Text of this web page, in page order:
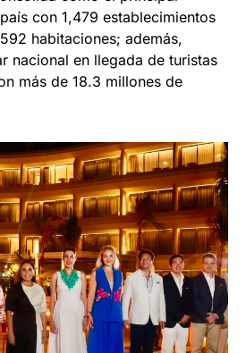
con 1,479 establecimientos
habitaciones; además,
nacional en llegada de turistas
más de 18.3 millones de